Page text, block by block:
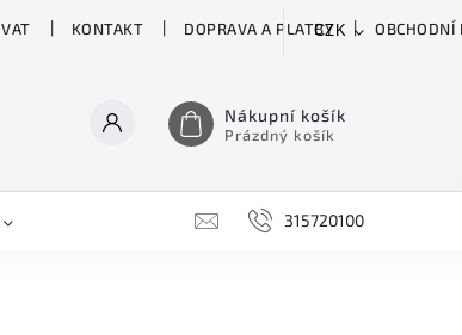
KONTAKT DOPRAVA A PLATBY OBCHODNÍ
CZK
Nákupní košík
Prázdný košík
H&H HARTKE
315720100